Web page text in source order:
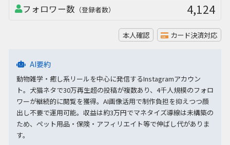
フォロワー数 （登録者数） 4,124
本人確認 カード決済対応
AI要約
動物雑学・癒し系リールを中心に発信するInstagramアカウン
ト。犬猫ネタで30万再生超の投稿が複数あり、4千人規模のフォロ
ワーが継続的に閲覧を獲得。AI画像活用で制作負担を抑えつつ顔
出し不要で運用可能。収益は約3万円でマネタイズ導線は未構築の
ため、ペット用品・保険・アフィリエイト等で伸ばし代がありま
す。